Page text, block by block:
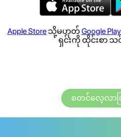
Apple Store သို့မဟုတ် Google Play
ရှင်းကို ထိုင်းစာ သ
စတင်လေ့လာခ